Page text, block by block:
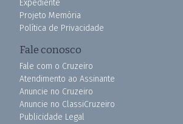
Expediente
Projeto Memória
Política de Privacidade
Fale conosco
Fale com o Cruzeiro
Atendimento ao Assinante
Anuncie no Cruzeiro
Anuncie no ClassiCruzeiro
Publicidade Legal